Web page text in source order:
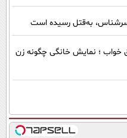
سرشناس، به‌قتل رسیده است
خواب ؛ نمایش خانگی چگونه زن